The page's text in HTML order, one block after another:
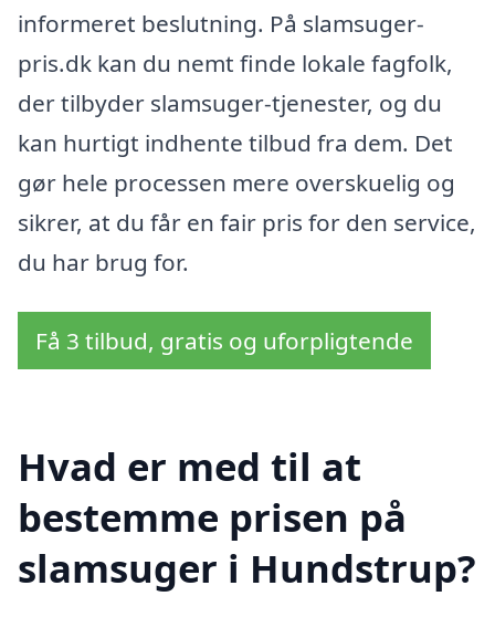
informeret beslutning. På slamsuger-
pris.dk kan du nemt finde lokale fagfolk,
der tilbyder slamsuger-tjenester, og du
kan hurtigt indhente tilbud fra dem. Det
gør hele processen mere overskuelig og
sikrer, at du får en fair pris for den service,
du har brug for.
Få 3 tilbud, gratis og uforpligtende
Hvad er med til at
bestemme prisen på
slamsuger i Hundstrup?